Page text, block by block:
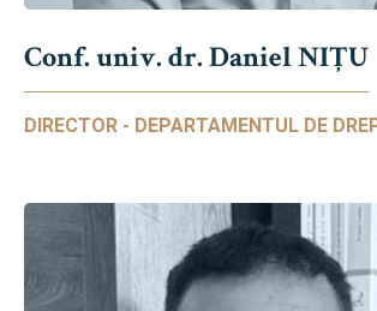
Conf. univ. dr. Daniel NIŢU
DIRECTOR - DEPARTAMENTUL DE